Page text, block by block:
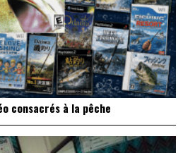
consacrés à la pêche